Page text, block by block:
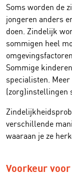
Soms worden de
jongeren anders
doen. Zindelijk
sommigen heel
Sommige
specialisten M
(zorg)instellingen
verschillende
waaraan je ze
Voorkeur